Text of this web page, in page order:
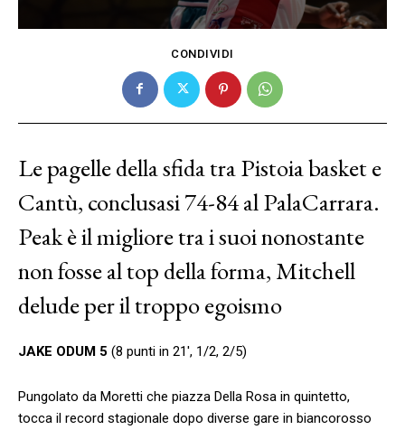
CONDIVIDI
Le pagelle della sfida tra Pistoia basket e
Cantù, conclusasi 74-84 al PalaCarrara.
Peak è il migliore tra i suoi nonostante
non fosse al top della forma, Mitchell
delude per il troppo egoismo
JAKE ODUM 5 (8 punti in 21′, 1/2, 2/5)
Pungolato da Moretti che piazza Della Rosa in quintetto,
tocca il record stagionale dopo diverse gare in biancorosso